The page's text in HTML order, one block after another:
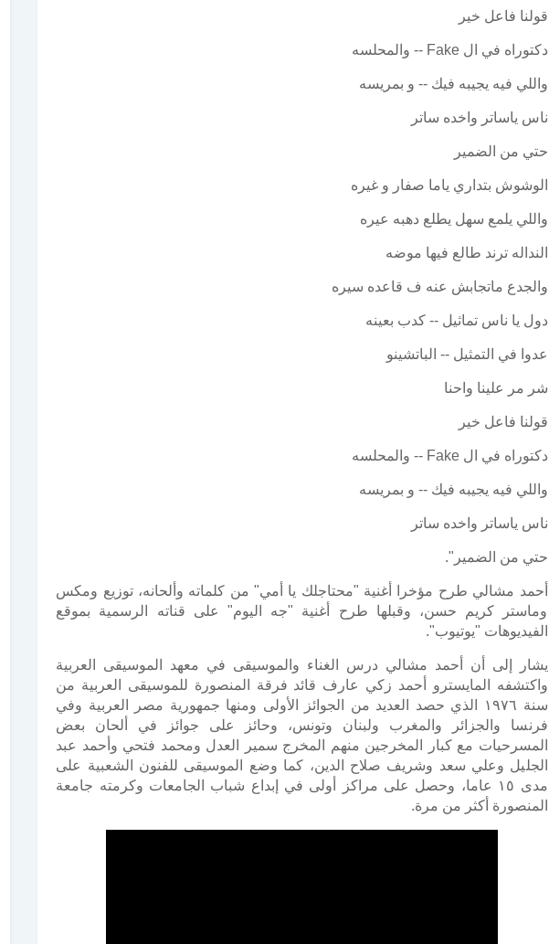
قولنا فاعل خير
دكتوراه في ال Fake -- والمحلسه
واللي فيه يجيبه فيك -- و بمريسه
ناس ياساتر واخده ساتر
حتي من الضمير
الوشوش بتداري ياما صفار و غيره
واللي يلمع سهل يطلع دهبه عيره
النداله ترند طالع فيها موضه
والجدع ماتجابش عنه ف قاعده سيره
دول يا ناس تماثيل -- كدب بعينه
عدوا في التمثيل -- الباتشينو
شر مر علينا واحنا
قولنا فاعل خير
دكتوراه في ال Fake -- والمحلسه
واللي فيه يجيبه فيك -- و بمريسه
ناس ياساتر واخده ساتر
حتي من الضمير".
أحمد مشالي طرح مؤخرا أغنية "محتاجلك يا أمي" من كلماته وألحانه، توزيع ومكس
وماستر كريم حسن، وقبلها طرح أغنية "جه اليوم" على قناته الرسمية بموقع
الفيديوهات "يوتيوب".
يشار إلى أن أحمد مشالي درس الغناء والموسيقى في معهد الموسيقى العربية
واكتشفه المايسترو أحمد زكي عارف قائد فرقة المنصورة للموسيقى العربية من
سنة ١٩٧٦ الذي حصد العديد من الجوائز الأولى ومنها جمهورية مصر العربية وفي
فرنسا والجزائر والمغرب ولبنان وتونس، وحائز على جوائز في ألحان بعض
المسرحيات مع كبار المخرجين منهم المخرج سمير العدل ومحمد فتحي وأحمد عبد
الجليل وعلي سعد وشريف صلاح الدين، كما وضع الموسيقى للفنون الشعبية على
مدى ١٥ عاما، وحصل على مراكز أولى في إبداع شباب الجامعات وكرمته جامعة
المنصورة أكثر من مرة.